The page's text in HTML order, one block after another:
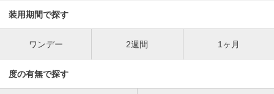
装用期間で探す
ワンデー 2週間 1ヶ月
度の有無で探す